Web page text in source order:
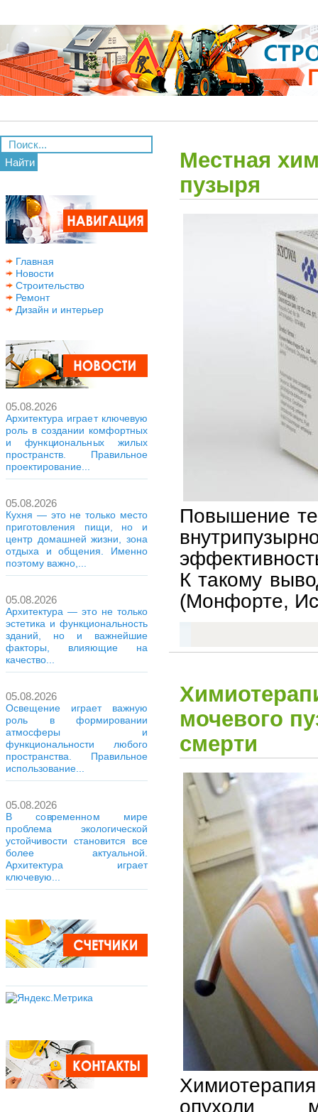
Найти
Главная
Новости
Строительство
Ремонт
Дизайн и интерьер
05.08.2026
Архитектура играет ключевую
роль в создании комфортных
и функциональных жилых
пространств. Правильное
проектирование...
05.08.2026
Кухня — это не только место
приготовления пищи, но и
центр домашней жизни, зона
отдыха и общения. Именно
поэтому важно,...
05.08.2026
Архитектура — это не только
эстетика и функциональность
зданий, но и важнейшие
факторы, влияющие на
качество...
05.08.2026
Освещение играет важную
роль в формировании
атмосферы и
функциональности любого
пространства. Правильное
использование...
05.08.2026
В современном мире
проблема экологической
устойчивости становится все
более актуальной.
Архитектура играет
ключевую...
Местная
пузыря
Повышение
К такому
(Монфорте,
мочевого
смерти
опухоли